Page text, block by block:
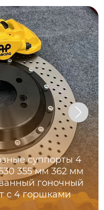
суппорты 4
355 мм 362 мм
гоночный
с 4 горшками